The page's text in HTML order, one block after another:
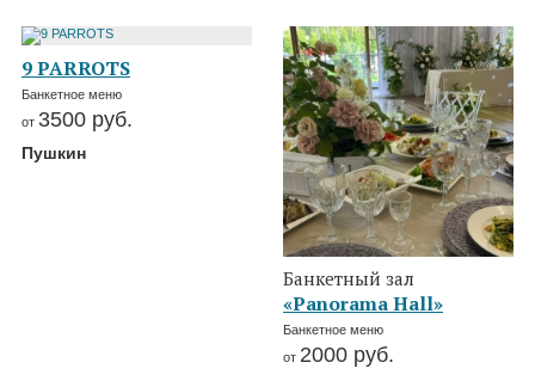
9 PARROTS
Банкетное меню
от 3500 руб.
Пушкин
Банкетный зал
«Panorama Hall»
Банкетное меню
от 2000 руб.